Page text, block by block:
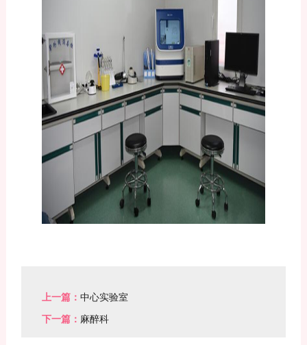
上一篇： 中心实验室
下一篇： 麻醉科